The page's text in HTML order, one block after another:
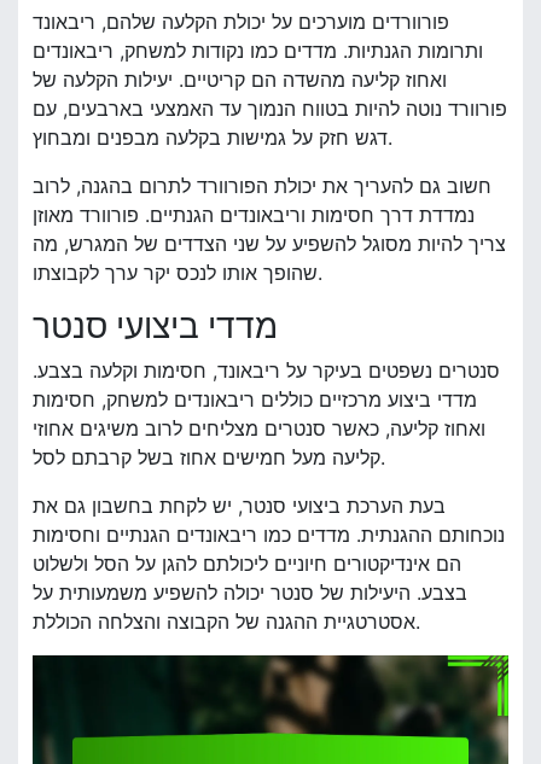
פורוורדים מוערכים על יכולת הקלעה שלהם, ריבאונד
ותרומות הגנתיות. מדדים כמו נקודות למשחק, ריבאונדים
ואחוז קליעה מהשדה הם קריטיים. יעילות הקלעה של
פורוורד נוטה להיות בטווח הנמוך עד האמצעי בארבעים, עם
דגש חזק על גמישות בקלעה מבפנים ומבחוץ.
חשוב גם להעריך את יכולת הפורוורד לתרום בהגנה, לרוב
נמדדת דרך חסימות וריבאונדים הגנתיים. פורוורד מאוזן
צריך להיות מסוגל להשפיע על שני הצדדים של המגרש, מה
שהופך אותו לנכס יקר ערך לקבוצתו.
מדדי ביצועי סנטר
סנטרים נשפטים בעיקר על ריבאונד, חסימות וקלעה בצבע.
מדדי ביצוע מרכזיים כוללים ריבאונדים למשחק, חסימות
ואחוז קליעה, כאשר סנטרים מצליחים לרוב משיגים אחוזי
קליעה מעל חמישים אחוז בשל קרבתם לסל.
בעת הערכת ביצועי סנטר, יש לקחת בחשבון גם את
נוכחותם ההגנתית. מדדים כמו ריבאונדים הגנתיים וחסימות
הם אינדיקטורים חיוניים ליכולתם להגן על הסל ולשלוט
בצבע. היעילות של סנטר יכולה להשפיע משמעותית על
אסטרטגיית ההגנה של הקבוצה והצלחה הכוללת.